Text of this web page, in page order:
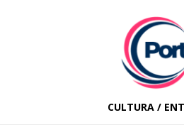
Portal
Guaçuano
CULTURA /